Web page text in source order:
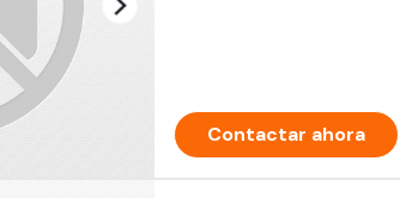
Contactar ahora